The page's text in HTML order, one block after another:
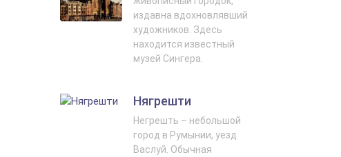
издавна вдохновлявший
художников. Здесь
находится известный
музей Сингера.
Нягрешти
Негрешть – небольшой
город в Румынии, уезд
Васлуй. Обычная